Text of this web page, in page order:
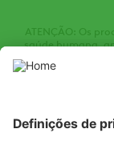
ATENÇÃO: Os
saúde humana,
siga
receita. Utilize